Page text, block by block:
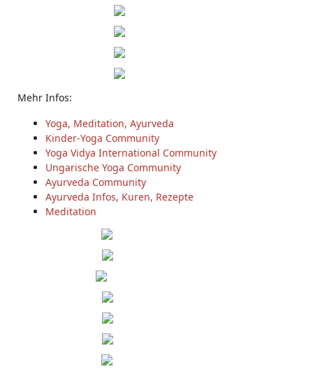
Mehr Infos:
Yoga, Meditation, Ayurveda
Kinder-Yoga Community
Yoga Vidya International Community
Ungarische Yoga Community
Ayurveda Community
Ayurveda Infos, Kuren, Rezepte
Meditation